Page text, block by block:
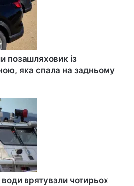
позашляховик із
яка спала на задньому
води врятували чотирьох